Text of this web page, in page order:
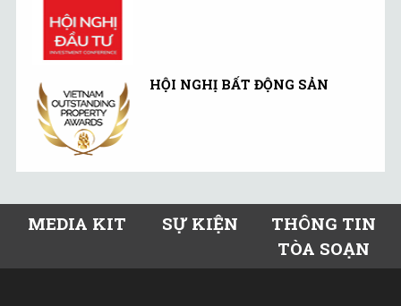
HỘI NGHỊ BẤT ĐỘNG SẢN
MEDIA KIT SỰ KIỆN
THÔNG TIN
TÒA SOẠN